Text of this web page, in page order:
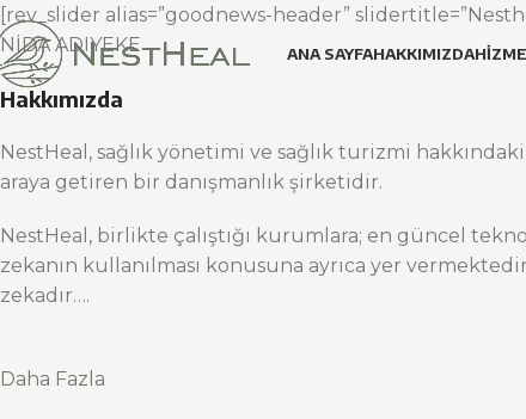
ANA SAYFAHAKKIMIZDA
[rev_slider alias=”goodnews-header”
NİDA ADIYEKE
Hakkımızda
NestHeal, sağlık yönetimi ve sağlık turizmi
araya getiren bir danışmanlık şirketidir.
NestHeal, birlikte çalıştığı kurumlara; en güncel
zekanın kullanılması konusuna ayrıca yer
zekadır….
Daha Fazla